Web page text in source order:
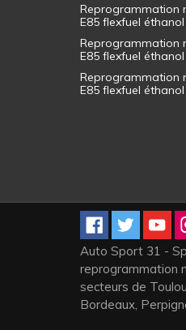
Reprogrammation
E85 flexfuel
Reprogrammation
E85 flexfuel
Reprogrammation
E85 flexfuel
Auto Sport 31 -
reprogrammation
secteurs de
Bordeaux,